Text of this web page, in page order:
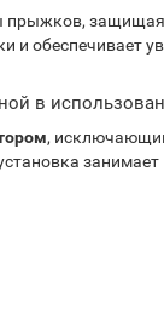
обеспечивает
в
,